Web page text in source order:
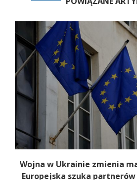
Wojna w Ukrainie zmienia
Europejska szuka